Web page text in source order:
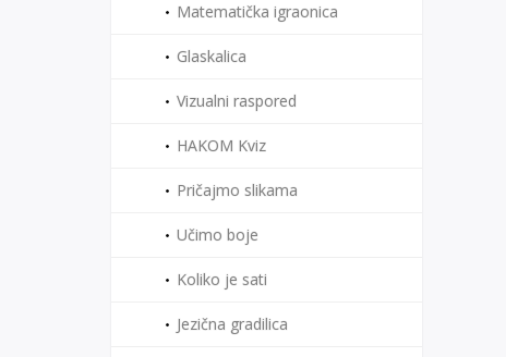
Matematička igraonica
Glaskalica
Vizualni raspored
HAKOM Kviz
Pričajmo slikama
Učimo boje
Koliko je sati
Jezična gradilica